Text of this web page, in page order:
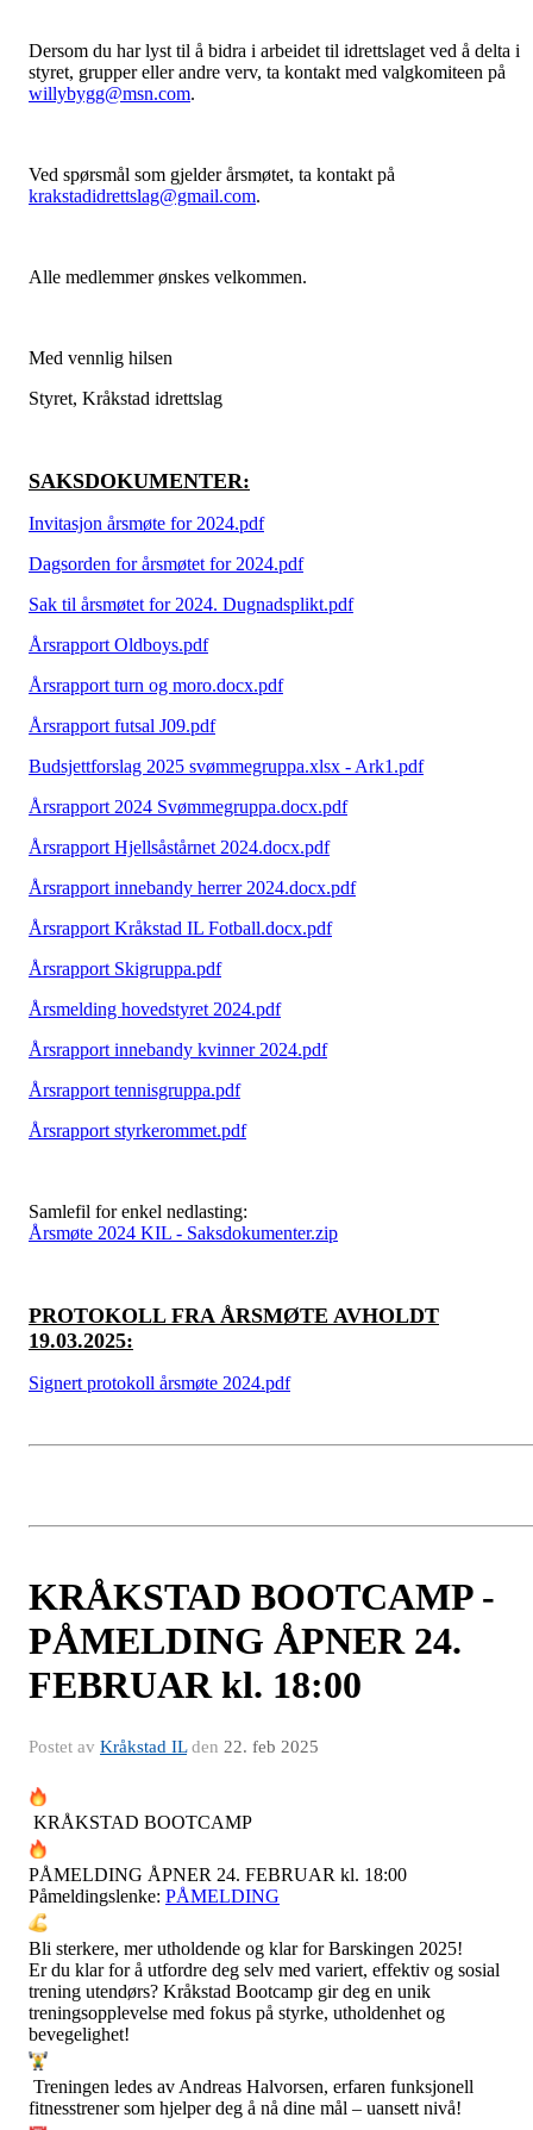
Dersom du har lyst til å bidra i arbeidet til idrettslaget ved å delta i
styret, grupper eller andre verv, ta kontakt med valgkomiteen på
willybygg@msn.com.
Ved spørsmål som gjelder årsmøtet, ta kontakt på
krakstadidrettslag@gmail.com.
Alle medlemmer ønskes velkommen.
Med vennlig hilsen
Styret, Kråkstad idrettslag
SAKSDOKUMENTER:
Invitasjon årsmøte for 2024.pdf
Dagsorden for årsmøtet for 2024.pdf
Sak til årsmøtet for 2024. Dugnadsplikt.pdf
Årsrapport Oldboys.pdf
Årsrapport turn og moro.docx.pdf
Årsrapport futsal J09.pdf
Budsjettforslag 2025 svømmegruppa.xlsx - Ark1.pdf
Årsrapport 2024 Svømmegruppa.docx.pdf
Årsrapport Hjellsåstårnet 2024.docx.pdf
Årsrapport innebandy herrer 2024.docx.pdf
Årsrapport Kråkstad IL Fotball.docx.pdf
Årsrapport Skigruppa.pdf
Årsmelding hovedstyret 2024.pdf
Årsrapport innebandy kvinner 2024.pdf
Årsrapport tennisgruppa.pdf
Årsrapport styrkerommet.pdf
Samlefil for enkel nedlasting:
Årsmøte 2024 KIL - Saksdokumenter.zip
PROTOKOLL FRA ÅRSMØTE AVHOLDT
19.03.2025:
Signert protokoll årsmøte 2024.pdf
KRÅKSTAD BOOTCAMP -
PÅMELDING ÅPNER 24.
FEBRUAR kl. 18:00
Postet av Kråkstad ILden 22. feb 2025
KRÅKSTAD BOOTCAMP
PÅMELDING ÅPNER 24. FEBRUAR kl. 18:00
Påmeldingslenke: PÅMELDING
Bli sterkere, mer utholdende og klar for Barskingen 2025!
Er du klar for å utfordre deg selv med variert, effektiv og sosial
trening utendørs? Kråkstad Bootcamp gir deg en unik
treningsopplevelse med fokus på styrke, utholdenhet og
bevegelighet!
Treningen ledes av Andreas Halvorsen, erfaren funksjonell
fitnesstrener som hjelper deg å nå dine mål – uansett nivå!